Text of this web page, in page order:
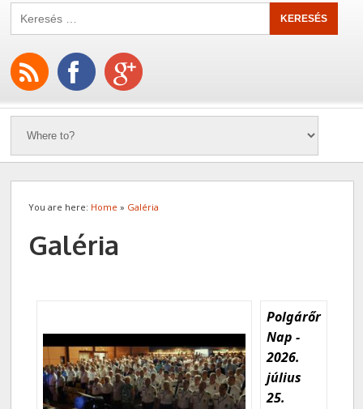
You are here: Home » Galéria
Galéria
Polgárőr
Nap -
2026.
július
25.